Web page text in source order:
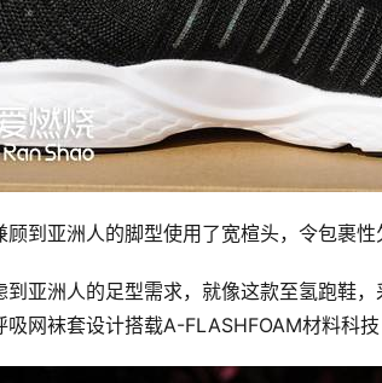
亚洲人的脚型使用了宽楦头，令包裹性
洲人的足型需求，就像这款至氢跑鞋，
网袜套设计搭载A-FLASHFOAM材料科技